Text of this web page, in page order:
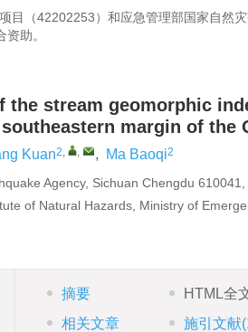
目（42202253）和应急管理部国家自然
助。
the stream geomorphic
margin of the
Kuan2, , , Ma Baoqi2
Agency, Sichuan Chengdu 610041,
of Natural Hazards, Ministry of
摘要 HTML全
相关文章
施引文献